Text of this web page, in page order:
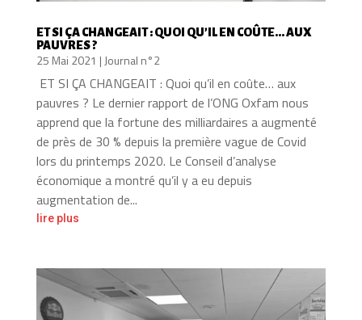
ET SI ÇA CHANGEAIT : QUOI QU’IL EN COÛTE… AUX
PAUVRES ?
25 Mai 2021 | Journal n°2
ET SI ÇA CHANGEAIT : Quoi qu’il en coûte… aux
pauvres ? Le dernier rapport de l’ONG Oxfam nous
apprend que la fortune des milliardaires a augmenté
de près de 30 % depuis la première vague de Covid
lors du printemps 2020. Le Conseil d’analyse
économique a montré qu’il y a eu depuis
augmentation de...
lire plus